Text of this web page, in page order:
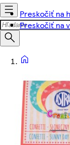
Preskočiť na
Preskočiť na